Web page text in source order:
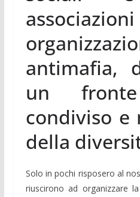
antimafia,
un
condiviso e
della
Solo in pochi risposero al
riuscirono ad organizzare